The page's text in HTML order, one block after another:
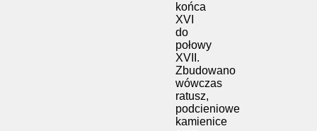
końca
XVI
do
połowy
XVII.
Zbudowano
wówczas
ratusz,
podcieniowe
kamienice